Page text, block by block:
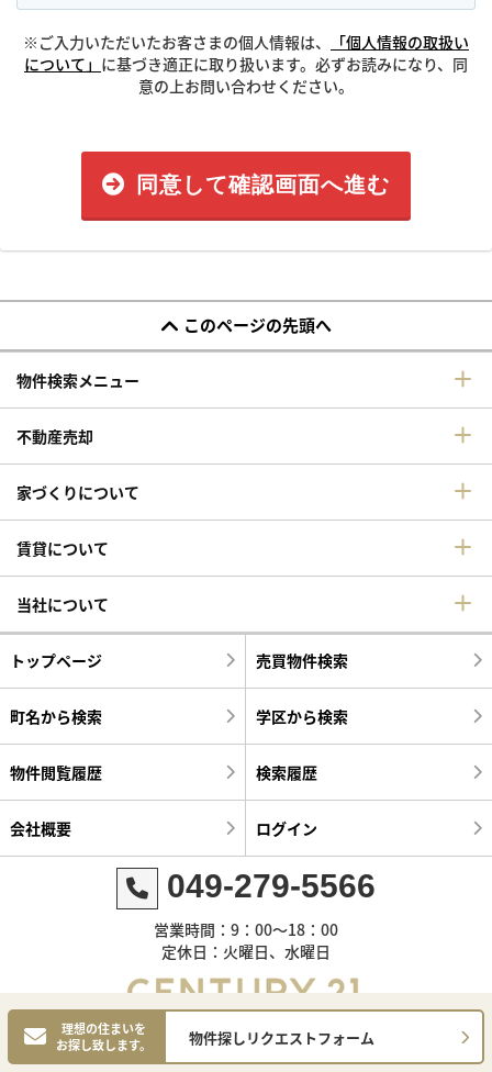
理想の住まいを
お探し致します。
物件探しリクエストフォーム
※ご入力いただいたお客さまの個人情報は、
「個人情報の取扱い
について」 に基づき適正に取り扱います。必ずお読みになり、同
意の上お問い合わせください。
同意して確認画面へ進む
このページの先頭へ
物件検索メニュー
不動産売却
家づくりについて
賃貸について
当社について
トップページ 売買物件検索
町名から検索 学区から検索
物件閲覧履歴 検索履歴
会社概要 ログイン
049-279-5566
営業時間：9：00～18：00
定休日：火曜日、水曜日